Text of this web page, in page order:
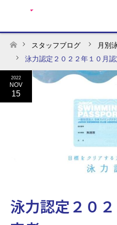
ホーム
スタッフブログ 月別
泳力認定２０２２年１０月
2022
NOV
15
泳力認定２０